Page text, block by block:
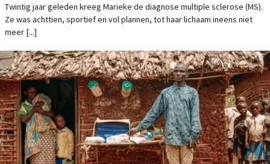
Twintig jaar geleden kreeg Marieke de diagnose multiple sclerose (MS).
Ze was achttien, sportief en vol plannen, tot haar lichaam ineens niet
meer [...]